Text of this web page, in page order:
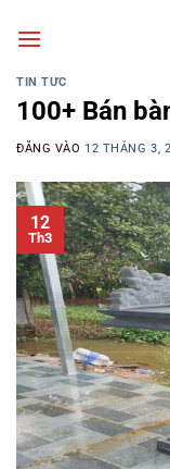
qua
TIN TỨC
100+ Bán
ĐĂNG VÀO 12 THÁNG 3,
12
Th3